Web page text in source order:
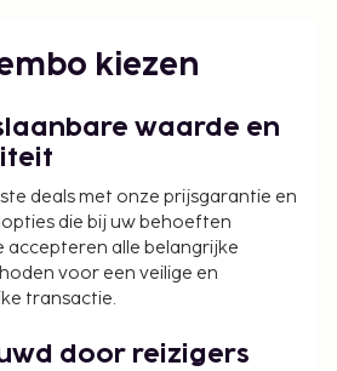
kiezen
waarde en
deals met onze prijsgarantie en
die bij uw behoeften
accepteren alle belangrijke
voor een veilige en
transactie.
door reizigers